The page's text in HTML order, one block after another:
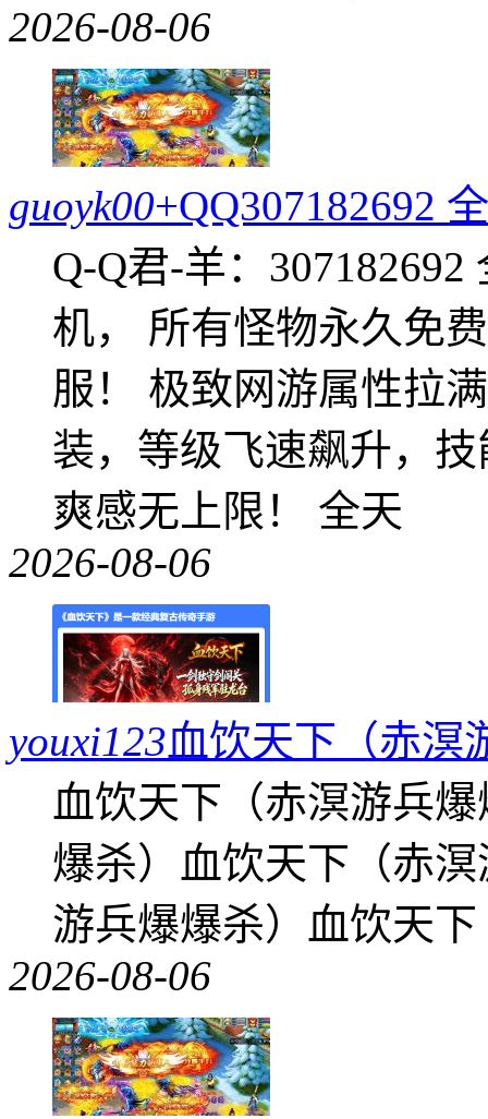
2026-08-06
guoyk00+QQ307182692
Q-Q君-羊：
机， 所有怪物永久免
服！ 极致网游属性拉
装，等级飞速飙升，
爽感无上限！ 全天
2026-08-06
youxi123血饮天下（赤溟
血饮天下（赤溟游兵
爆杀）血饮天下（赤
游兵爆爆杀）血饮天
2026-08-06